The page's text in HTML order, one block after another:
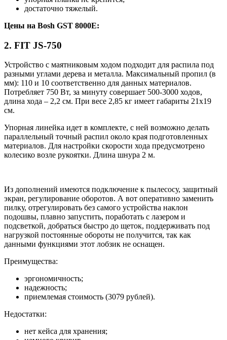
достаточно тяжелый.
Цены на Bosh GST 8000E:
2. FIT JS-750
Устройство с маятниковым ходом подходит для распила под
разными углами дерева и металла. Максимальный пропил (в
мм): 110 и 10 соответственно для данных материалов.
Потребляет 750 Вт, за минуту совершает 500-3000 ходов,
длина хода – 2,2 см. При весе 2,85 кг имеет габариты 21х19
см.
Упорная линейка идет в комплекте, с ней возможно делать
параллельный точный распил около края подготовленных
материалов. Для настройки скорости хода предусмотрено
колесико возле рукоятки. Длина шнура 2 м.
Из дополнений имеются подключение к пылесосу, защитный
экран, регулирование оборотов. А вот оперативно заменить
пилку, отрегулировать без самого устройства наклон
подошвы, плавно запустить, поработать с лазером и
подсветкой, добраться быстро до щеток, поддерживать под
нагрузкой постоянные обороты не получится, так как
данными функциями этот лобзик не оснащен.
Преимущества:
эргономичность;
надежность;
приемлемая стоимость (3079 рублей).
Недостатки:
нет кейса для хранения;